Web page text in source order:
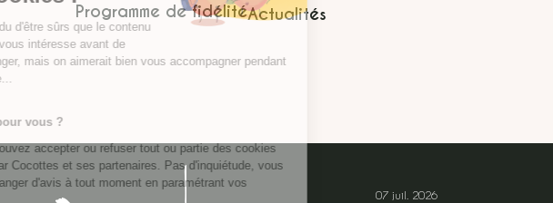
Programme de fidélitéActualités
07 juil. 2026